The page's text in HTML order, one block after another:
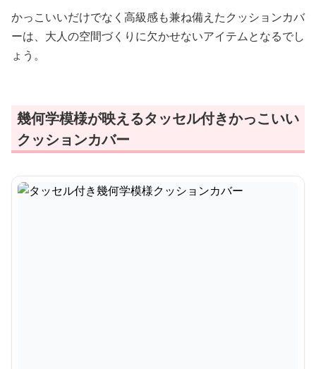
かっこいいだけでなく高級感も兼ね備えたクッションカバ
ーは、大人の空間づくりに欠かせないアイテムとなるでし
ょう。
幾何学模様が映えるタッセル付きかっこいい
クッションカバー